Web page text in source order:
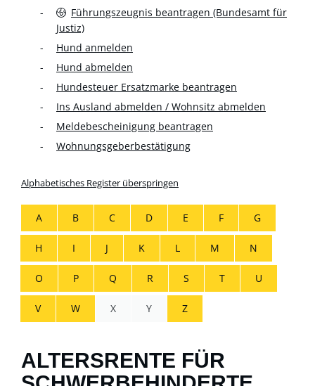
Führungszeugnis beantragen (Bundesamt für
Justiz)
Hund anmelden
Hund abmelden
Hundesteuer Ersatzmarke beantragen
Ins Ausland abmelden / Wohnsitz abmelden
Meldebescheinigung beantragen
Wohnungsgeberbestätigung
Alphabetisches Register überspringen
A B C D E F G
H I J K L M N
O P Q R S T U
V W X Y Z
ALTERSRENTE FÜR